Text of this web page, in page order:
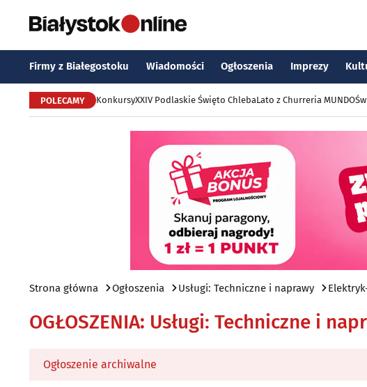
Firmy z Białegostoku Wiadomości Ogłoszenia Imprezy
POLECAMY KonkursyXXIV Podlaskie Święto ChlebaLato z Churreria MUNDO
Strona główna Ogłoszenia Usługi: Techniczne i naprawy
OGŁOSZENIA: Usługi: Techniczne i
Ogłoszenie archiwalne